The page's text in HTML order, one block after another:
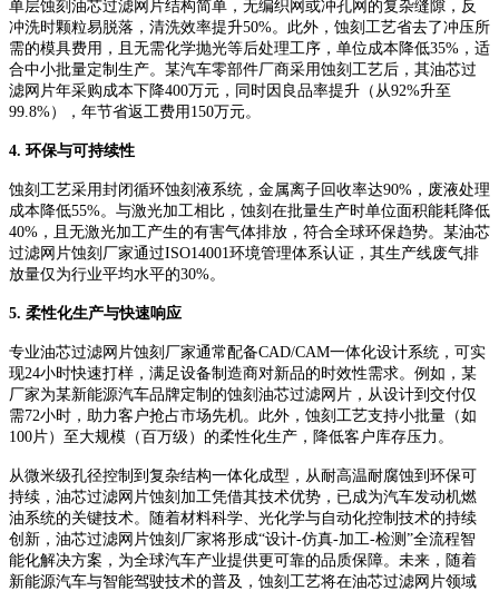
单层蚀刻油芯过滤网片结构简单，无编织网或冲孔网的复杂缝隙，反
冲洗时颗粒易脱落，清洗效率提升50%。此外，蚀刻工艺省去了冲压所
需的模具费用，且无需化学抛光等后处理工序，单位成本降低35%，适
合中小批量定制生产。某汽车零部件厂商采用蚀刻工艺后，其油芯过
滤网片年采购成本下降400万元，同时因良品率提升（从92%升至
99.8%），年节省返工费用150万元。
4. 环保与可持续性
蚀刻工艺采用封闭循环蚀刻液系统，金属离子回收率达90%，废液处理
成本降低55%。与激光加工相比，蚀刻在批量生产时单位面积能耗降低
40%，且无激光加工产生的有害气体排放，符合全球环保趋势。某油芯
过滤网片蚀刻厂家通过ISO14001环境管理体系认证，其生产线废气排
放量仅为行业平均水平的30%。
5. 柔性化生产与快速响应
专业油芯过滤网片蚀刻厂家通常配备CAD/CAM一体化设计系统，可实
现24小时快速打样，满足设备制造商对新品的时效性需求。例如，某
厂家为某新能源汽车品牌定制的蚀刻油芯过滤网片，从设计到交付仅
需72小时，助力客户抢占市场先机。此外，蚀刻工艺支持小批量（如
100片）至大规模（百万级）的柔性化生产，降低客户库存压力。
从微米级孔径控制到复杂结构一体化成型，从耐高温耐腐蚀到环保可
持续，油芯过滤网片蚀刻加工凭借其技术优势，已成为汽车发动机燃
油系统的关键技术。随着材料科学、光化学与自动化控制技术的持续
创新，油芯过滤网片蚀刻厂家将形成“设计-仿真-加工-检测”全流程智
能化解决方案，为全球汽车产业提供更可靠的品质保障。未来，随着
新能源汽车与智能驾驶技术的普及，蚀刻工艺将在油芯过滤网片领域